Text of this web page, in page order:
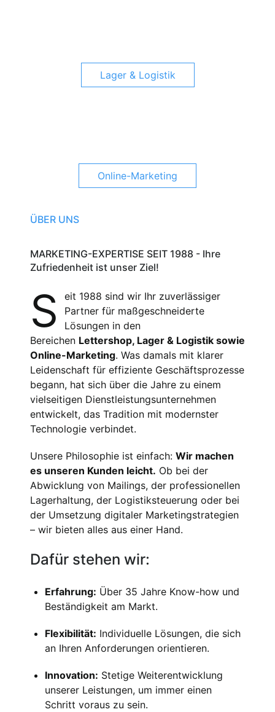
Lager & Logistik
Online-Marketing
ÜBER UNS
MARKETING-EXPERTISE SEIT 1988 - Ihre
Zufriedenheit ist unser Ziel!
S
eit 1988 sind wir Ihr zuverlässiger
Partner für maßgeschneiderte
Lösungen in den
Bereichen Lettershop, Lager & Logistik sowie
Online-Marketing. Was damals mit klarer
Leidenschaft für effiziente Geschäftsprozesse
begann, hat sich über die Jahre zu einem
vielseitigen Dienstleistungsunternehmen
entwickelt, das Tradition mit modernster
Technologie verbindet.
Unsere Philosophie ist einfach: Wir machen
es unseren Kunden leicht. Ob bei der
Abwicklung von Mailings, der professionellen
Lagerhaltung, der Logistiksteuerung oder bei
der Umsetzung digitaler Marketingstrategien
– wir bieten alles aus einer Hand.
Dafür stehen wir:
Erfahrung: Über 35 Jahre Know-how und
Beständigkeit am Markt.
Flexibilität: Individuelle Lösungen, die sich
an Ihren Anforderungen orientieren.
Innovation: Stetige Weiterentwicklung
unserer Leistungen, um immer einen
Schritt voraus zu sein.